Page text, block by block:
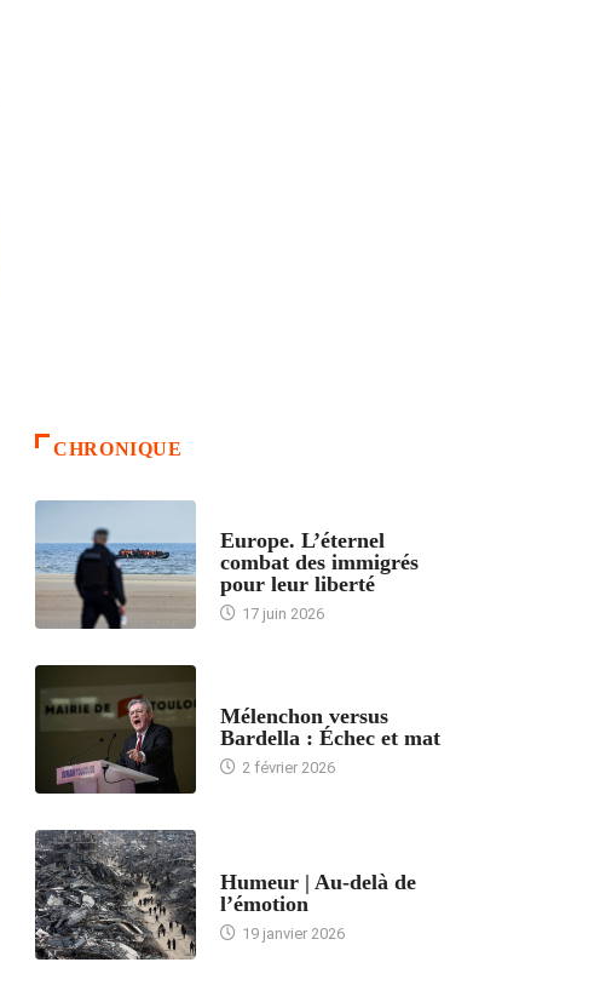
CHRONIQUE
Europe. L’éternel
combat des immigrés
pour leur liberté
17 juin 2026
Mélenchon versus
Bardella : Échec et mat
2 février 2026
Humeur | Au-delà de
l’émotion
19 janvier 2026